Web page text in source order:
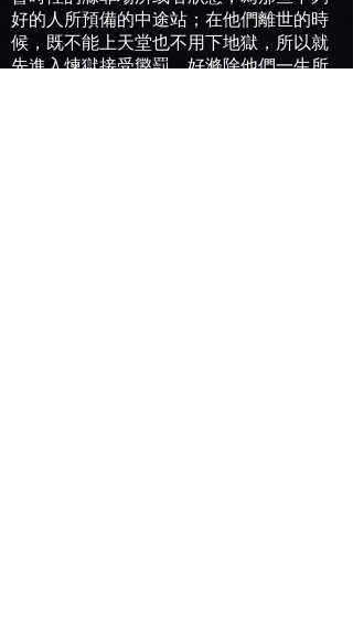
好的人所預備的中途站；在他們離世的時
候，既不能上天堂也不用下地獄，所以就
先進入煉獄接受懲罰，好滌除他們一生所